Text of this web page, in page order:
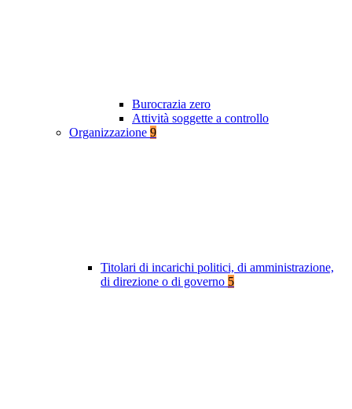
Burocrazia zero
Attività soggette a controllo
Organizzazione 9
Titolari di incarichi politici, di amministrazione,
di direzione o di governo 5